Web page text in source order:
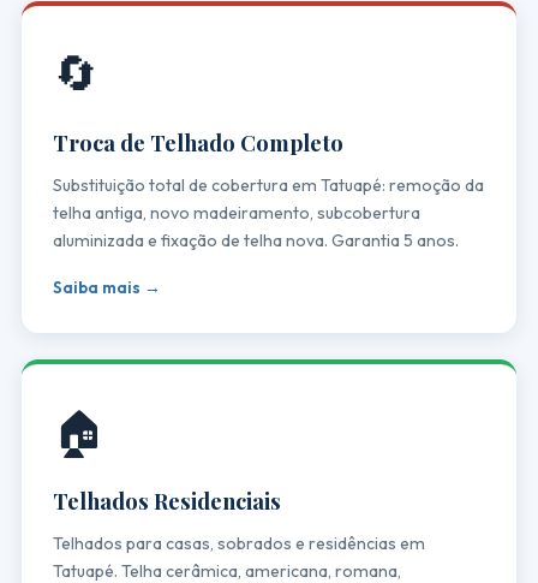
🔄
Troca de Telhado Completo
Substituição total de cobertura em Tatuapé: remoção da
telha antiga, novo madeiramento, subcobertura
aluminizada e fixação de telha nova. Garantia 5 anos.
Saiba mais →
🏠
Telhados Residenciais
Telhados para casas, sobrados e residências em
Tatuapé. Telha cerâmica, americana, romana,